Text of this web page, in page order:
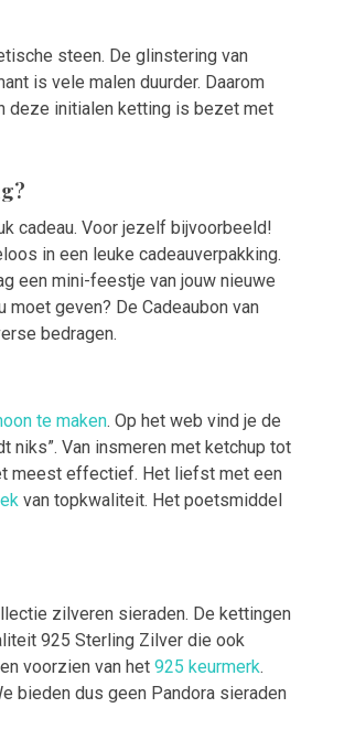
steen. De glinstering van
is vele malen duurder. Daarom
deze initialen ketting is bezet met
cadeau. Voor jezelf bijvoorbeeld!
in een leuke cadeauverpakking.
een mini-feestje van jouw nieuwe
geven? De Cadeaubon van
bedragen.
te maken. Op het web vind je de
niks”. Van insmeren met ketchup tot
meest effectief. Het liefst met een
van topkwaliteit. Het poetsmiddel
zilveren sieraden. De kettingen
925 Sterling Zilver die ook
voorzien van het 925 keurmerk.
bieden dus geen Pandora sieraden